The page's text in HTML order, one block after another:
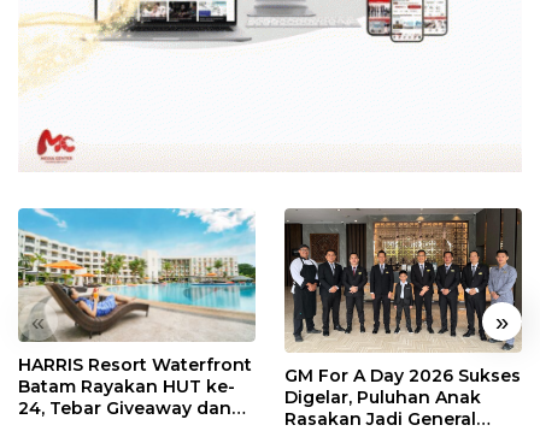
« »
HARRIS Resort Waterfront
Batam Rayakan HUT ke-
24, Tebar Giveaway dan
GM For A Day 2026 Sukses
Digelar, Puluhan Anak
Rasakan Jadi General